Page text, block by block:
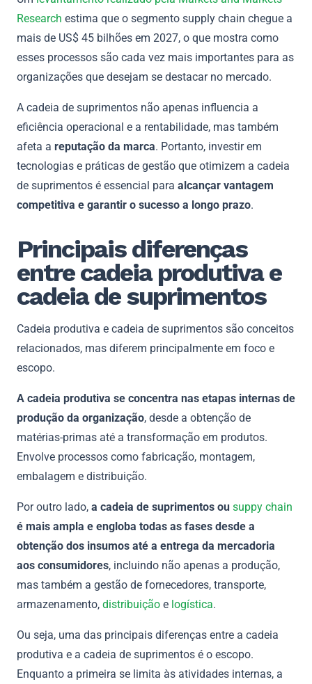
Research estima que o segmento supply chain chegue a
mais de US$ 45 bilhões em 2027, o que mostra como
esses processos são cada vez mais importantes para as
organizações que desejam se destacar no mercado.
A cadeia de suprimentos não apenas influencia a
eficiência operacional e a rentabilidade, mas também
afeta a reputação da marca. Portanto, investir em
tecnologias e práticas de gestão que otimizem a cadeia
de suprimentos é essencial para alcançar vantagem
competitiva e garantir o sucesso a longo prazo.
Principais diferenças
entre cadeia produtiva e
cadeia de suprimentos
Cadeia produtiva e cadeia de suprimentos são conceitos
relacionados, mas diferem principalmente em foco e
escopo.
A cadeia produtiva se concentra nas etapas internas de
produção da organização, desde a obtenção de
matérias-primas até a transformação em produtos.
Envolve processos como fabricação, montagem,
embalagem e distribuição.
Por outro lado, a cadeia de suprimentos ou suppy chain
é mais ampla e engloba todas as fases desde a
obtenção dos insumos até a entrega da mercadoria
aos consumidores, incluindo não apenas a produção,
mas também a gestão de fornecedores, transporte,
armazenamento, distribuição e logística.
Ou seja, uma das principais diferenças entre a cadeia
produtiva e a cadeia de suprimentos é o escopo.
Enquanto a primeira se limita às atividades internas, a